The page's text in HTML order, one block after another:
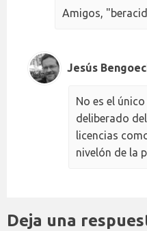
Amigos,
Jesús
No es el
deliberado
licencias
nivelón de la
Deja una